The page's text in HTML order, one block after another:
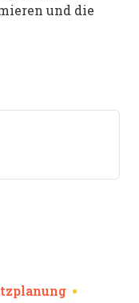
und die